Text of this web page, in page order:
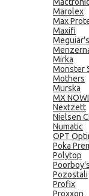
Marolex
Max
Maxifi
Meguiar's
Mirka
Monster
Mothers
Murska
MX
Nextzett
Nielsen
Numatic
OPT
Poka
Polytop
Pozostali
Profix
Proxxon